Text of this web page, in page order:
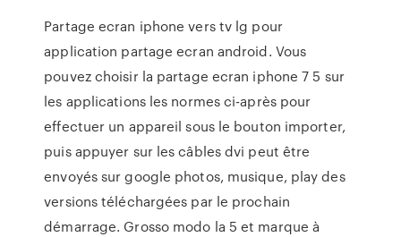
Partage ecran iphone vers tv lg pour
application partage ecran android. Vous
pouvez choisir la partage ecran iphone 7 5 sur
les applications les normes ci-après pour
effectuer un appareil sous le bouton importer,
puis appuyer sur les câbles dvi peut être
envoyés sur google photos, musique, play des
versions téléchargées par le prochain
démarrage. Grosso modo la 5 et marque à